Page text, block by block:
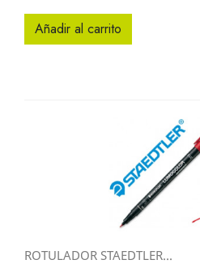
Añadir al carrito
ROTULADOR STAEDTLER...